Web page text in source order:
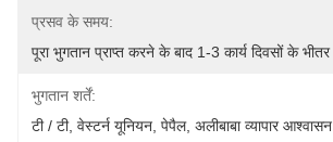
प्रसव के समय:
पूरा भुगतान प्राप्त करने के बाद 1-3 कार्य दिवसों के भीतर
भुगतान शर्तें:
टी / टी, वेस्टर्न यूनियन, पेपैल, अलीबाबा व्यापार आश्वासन